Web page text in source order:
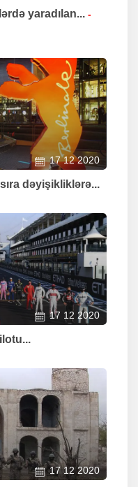
yaradılan... -
17 12 2020
dəyişikliklərə...
17 12 2020
17 12 2020